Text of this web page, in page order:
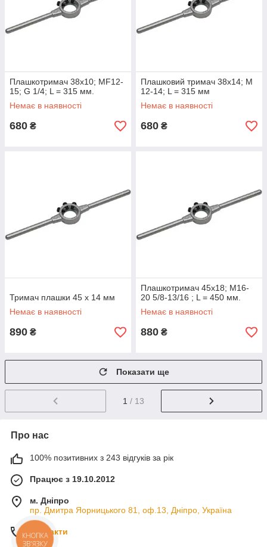
Плашкотримач 38х10; МF12-
15; G 1/4; L = 315 мм.
Немає в наявності
680 ₴
Плашковий тримач 38х14; М
12-14; L = 315 мм
Немає в наявності
680 ₴
Тримач плашки 45 х 14 мм
Немає в наявності
890 ₴
Плашкотримач 45х18; М16-
20 5/8-13/16 ; L = 450 мм.
Немає в наявності
880 ₴
Показати ще
1 / 13
Про нас
100% позитивних з 243 відгуків за рік
Працює з 19.10.2012
м. Дніпро
пр. Дмитра Яорницького 81, оф.13, Дніпро, Україна
Контакти
КНОПКА
ЗВ'ЯЗКУ